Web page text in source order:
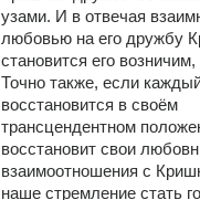
узами. И в отвечая
любовью на его дружбу
становится его возничим,
Точно также, если
восстановится в своём
трансцендентном
восстановит свои
взаимоотношения с
наше стремление стать